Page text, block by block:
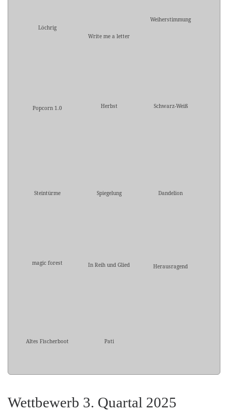
Löchrig
Write me a letter
Weiherstimmung
Popcorn 1.0 Herbst Schwarz-Weiß
Steintürme Spiegelung Dandelion
magic forest In Reih und Glied Herausragend
Altes Fischerboot Pati
Wettbewerb 3. Quartal 2025